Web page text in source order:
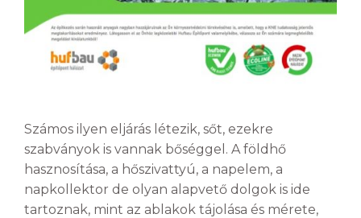
Számos ilyen eljárás létezik, sőt, ezekre
szabványok is vannak bőséggel. A földhő
hasznosítása, a hőszivattyú, a napelem, a
napkollektor de olyan alapvető dolgok is ide
tartoznak, mint az ablakok tájolása és mérete,